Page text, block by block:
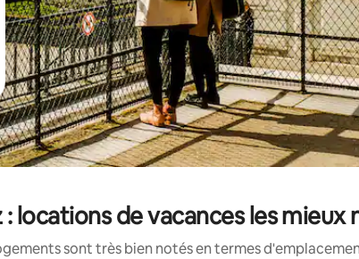
locations de vacances les mieux
sont très bien notés en termes